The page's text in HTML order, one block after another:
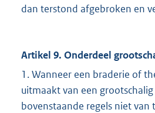
dan terstond afgebroken en
Artikel 9. Onderdeel
1. Wanneer een braderie of
uitmaakt van een
bovenstaande regels niet van